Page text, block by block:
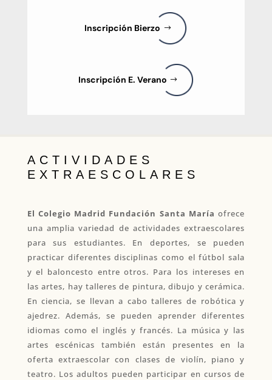
Inscripción Bierzo
Inscripción E. Verano
ACTIVIDADES
EXTRAESCOLARES
El Colegio Madrid Fundación Santa María ofrece
una amplia variedad de actividades extraescolares
para sus estudiantes. En deportes, se pueden
practicar diferentes disciplinas como el fútbol sala
y el baloncesto entre otros. Para los intereses en
las artes, hay talleres de pintura, dibujo y cerámica.
En ciencia, se llevan a cabo talleres de robótica y
ajedrez. Además, se pueden aprender diferentes
idiomas como el inglés y francés. La música y las
artes escénicas también están presentes en la
oferta extraescolar con clases de violín, piano y
teatro. Los adultos pueden participar en cursos de